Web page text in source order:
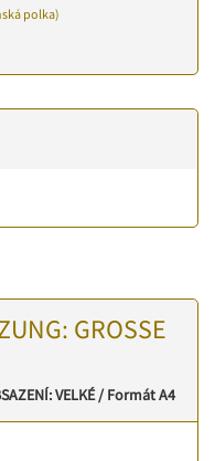
polka)
GROSSE
VELKÉ / Formát A4